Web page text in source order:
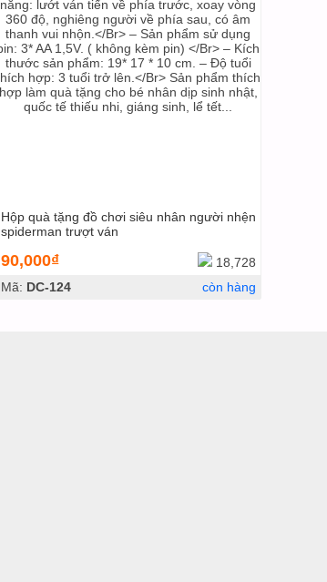
Hộp quà tặng đồ chơi siêu nhân người nhện
spiderman trượt ván
90,000₫
18,728
Mã: DC-124 còn hàng